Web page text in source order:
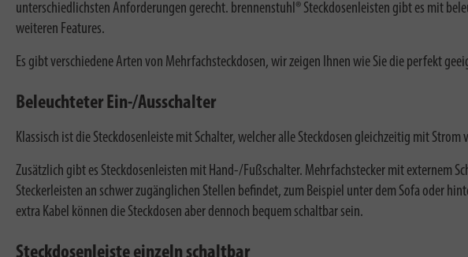
unterschiedlichsten Anforderungen gerecht. brennenstuhl® Steckdosenleisten gibt es mit
weiteren Features.
Es gibt verschiedene Arten von Mehrfachsteckdosen, wir zeigen Ihnen wie Sie die perfekt
Beleuchteter Ein-/Ausschalter
Klassisch ist die Steckdosenleiste mit Schalter, welcher alle Steckdosen gleichzeitig mit
Zusätzlich gibt es Steckdosenleisten mit Hand-/Fußschalter. Mehrfachstecker mit externem
Steckerleisten an schwer zugänglichen Stellen befindet, zum Beispiel unter dem Sofa oder
extra Kabel können die Steckdosen aber dennoch bequem schaltbar sein.
Steckdosenleiste einzeln schaltbar